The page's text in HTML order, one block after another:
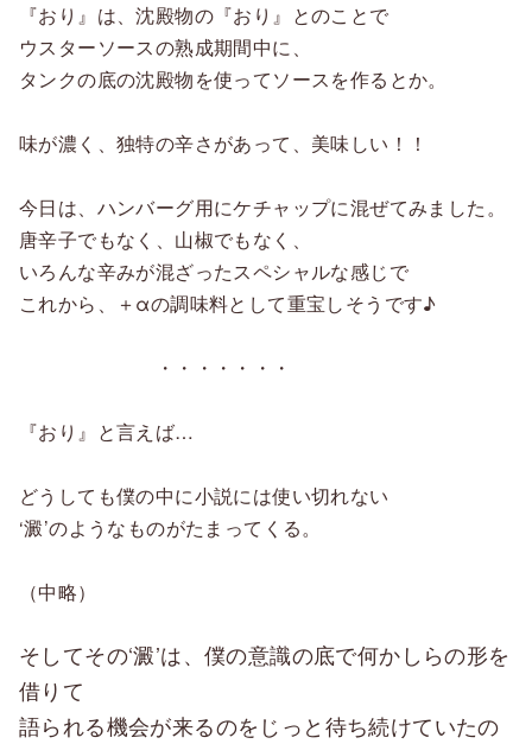
『おり』は、沈殿物の『おり』とのことで
ウスターソースの熟成期間中に、
タンクの底の沈殿物を使ってソースを作るとか。
味が濃く、独特の辛さがあって、美味しい！！
今日は、ハンバーグ用にケチャップに混ぜてみました。
唐辛子でもなく、山椒でもなく、
いろんな辛みが混ざったスペシャルな感じで
これから、＋αの調味料として重宝しそうです♪
・・・・・・・
『おり』と言えば…
どうしても僕の中に小説には使い切れない
‘澱’のようなものがたまってくる。
（中略）
そしてその‘澱’は、僕の意識の底で何かしらの形を
借りて
語られる機会が来るのをじっと待ち続けていたの